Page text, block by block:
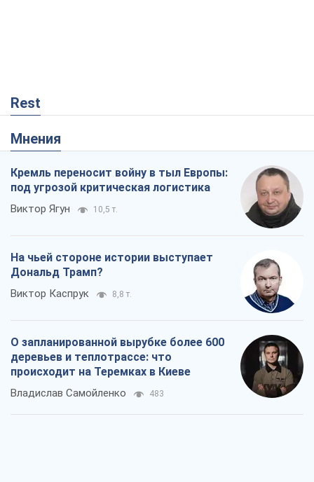
Rest
Мнения
Кремль переносит войну в тыл Европы:
под угрозой критическая логистика
Виктор Ягун 10,5 т.
На чьей стороне истории выступает
Дональд Трамп?
Виктор Каспрук 8,8 т.
О запланированной вырубке более 600
деревьев и теплотрассе: что
происходит на Теремках в Киеве
Владислав Самойленко 483